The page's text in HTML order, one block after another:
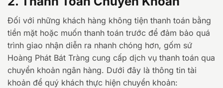
Đối với những khách hàng không tiện thanh toán bằng
tiền mặt hoặc muốn thanh toán trước để đảm bảo quá
trình giao nhận diễn ra nhanh chóng hơn, gốm sứ
Hoàng Phát Bát Tràng cung cấp dịch vụ thanh toán qua
chuyển khoản ngân hàng. Dưới đây là thông tin tài
khoản để quý khách thực hiện chuyển khoản: